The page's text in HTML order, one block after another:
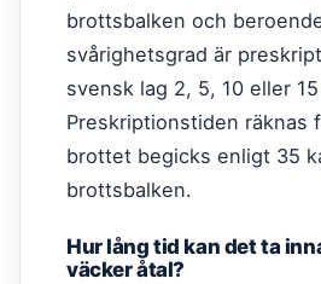
brottsbalken och
svårighetsgrad är
svensk lag 2, 5, 10 eller
Preskriptionstiden räknas
brottet begicks enligt 35
brottsbalken.
Hur lång tid kan det ta
väcker åtal?